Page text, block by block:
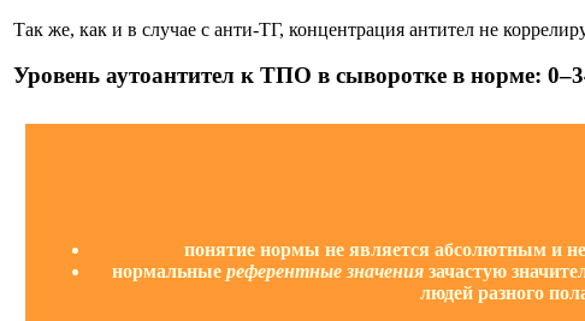
Так же, как и в случае с анти-ТГ, концентрация антител не
Уровень аутоантител к ТПО в сыворотке в норме:
понятие нормы не является абсолютным и
нормальные референтные значения зачастую
людей разного